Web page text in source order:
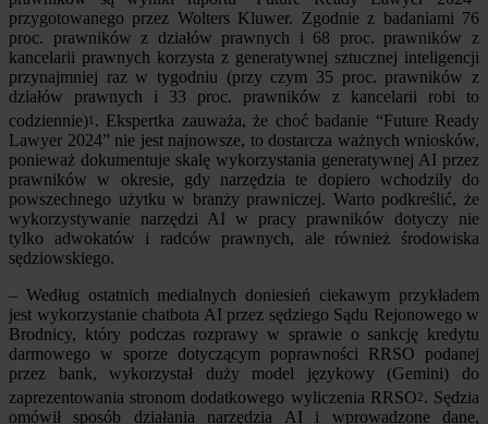
przygotowanego przez Wolters Kluwer. Zgodnie z badaniami 76
proc. prawników z działów prawnych i 68 proc. prawników z
kancelarii prawnych korzysta z generatywnej sztucznej inteligencji
przynajmniej raz w tygodniu (przy czym 35 proc. prawników z
działów prawnych i 33 proc. prawników z kancelarii robi to
codziennie)1 . Ekspertka zauważa, że choć badanie “Future Ready
Lawyer 2024” nie jest najnowsze, to dostarcza ważnych wniosków,
ponieważ dokumentuje skalę wykorzystania generatywnej AI przez
prawników w okresie, gdy narzędzia te dopiero wchodziły do
powszechnego użytku w branży prawniczej. Warto podkreślić, że
wykorzystywanie narzędzi AI w pracy prawników dotyczy nie
tylko adwokatów i radców prawnych, ale również środowiska
sędziowskiego.
– Według ostatnich medialnych doniesień ciekawym przykładem
jest wykorzystanie chatbota AI przez sędziego Sądu Rejonowego w
Brodnicy, który podczas rozprawy w sprawie o sankcję kredytu
darmowego w sporze dotyczącym poprawności RRSO podanej
przez bank, wykorzystał duży model językowy (Gemini) do
zaprezentowania stronom dodatkowego wyliczenia RRSO2. Sędzia
omówił sposób działania narzędzia AI i wprowadzone dane,